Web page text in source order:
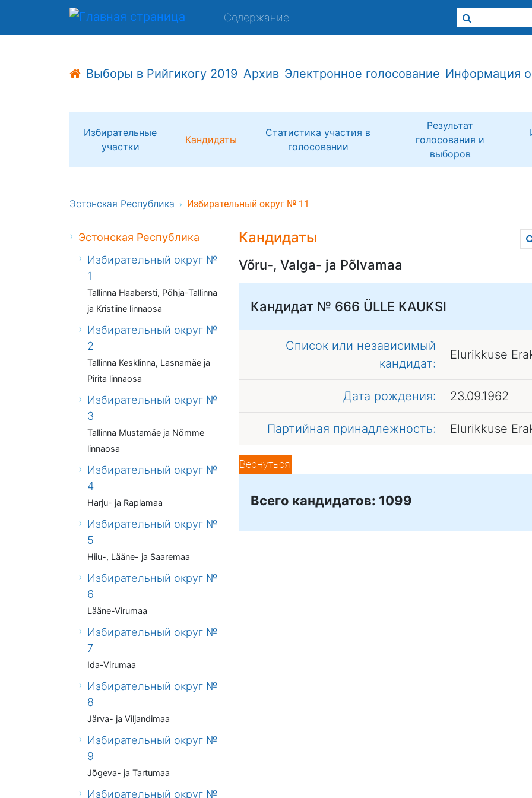
Содержание
Выборы в Рийгикогу 2019 Архив Электронное голосование Информация
Избирательные
участки
Кандидаты
Статистика участия в
голосовании
Результат
голосования и
выборов
Эстонская Республика Избирательный округ № 11
Эстонская Республика
Избирательный округ №
1
Tallinna Haabersti, Põhja-Tallinna
ja Kristiine linnaosa
Избирательный округ №
2
Tallinna Kesklinna, Lasnamäe ja
Pirita linnaosa
Избирательный округ №
3
Tallinna Mustamäe ja Nõmme
linnaosa
Избирательный округ №
4
Harju- ja Raplamaa
Избирательный округ №
5
Hiiu-, Lääne- ja Saaremaa
Избирательный округ №
6
Lääne-Virumaa
Избирательный округ №
7
Ida-Virumaa
Избирательный округ №
8
Järva- ja Viljandimaa
Избирательный округ №
9
Jõgeva- ja Tartumaa
Избирательный округ №
Кандидаты
Võru-, Valga- ja Põlvamaa
Кандидат № 666 ÜLLE KAUKSI
Список или независимый
кандидат:
Elurikkuse
Дата рождения: 23.09.1962
Партийная принадлежность: Elurikkuse
Вернуться
Всего кандидатов: 1099